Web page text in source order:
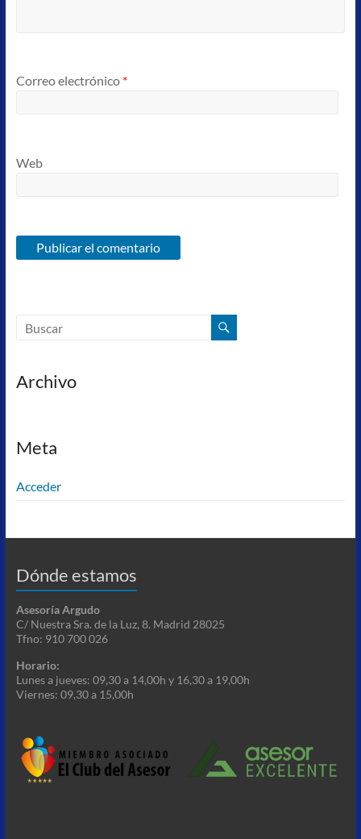
Correo electrónico *
Web
Archivo
Meta
Acceder
Dónde estamos
Asesoría Argudo
C/ Nuestra Sra. de la Luz, 8. Madrid 28025
Tfno: 910 700 026
Horario:
Lunes a jueves: 09,30 a 14,00h y 16,30 a 19,00h
Viernes: 09,30 a 15,00h